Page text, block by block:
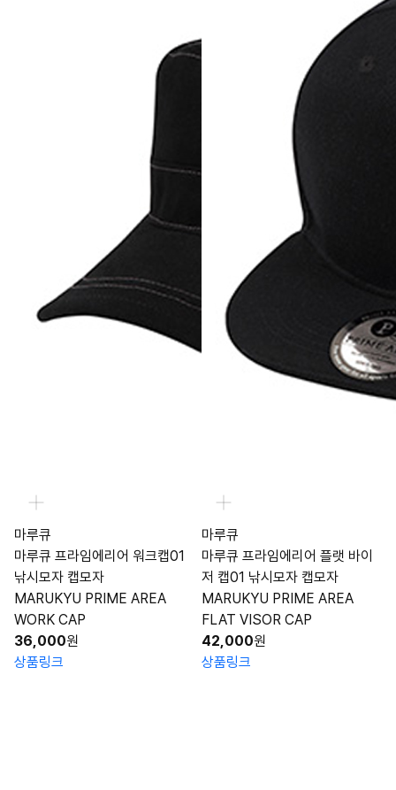
마루큐
마루큐 프라임에리어 워크캡01
낚시모자 캡모자
MARUKYU PRIME AREA
WORK CAP
36,000원
상품링크
마루큐
마루큐 프라임에리어 플랫 바이
저 캡01 낚시모자 캡모자
MARUKYU PRIME AREA
FLAT VISOR CAP
42,000원
상품링크